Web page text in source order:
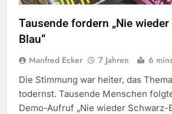
Tausende fordern „Nie
Blau“
Manfred Ecker 7 Jahren 6
Die Stimmung war heiter, das
todernst. Tausende Menschen
Demo-Aufruf „Nie wieder Schwarz-